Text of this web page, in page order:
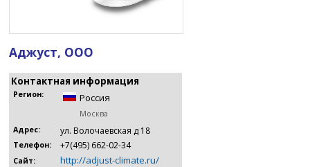
Аджуст, ООО
Контактная информация
Регион: Россия
Москва
Адрес:
ул. Волочаевская д 18
Телефон: +7(495) 662-02-34
Сайт:
http://adjust-climate.ru/